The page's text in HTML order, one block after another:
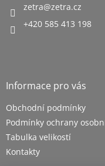
zetra@zetra.cz
+420 585 413 198
Informace pro vás
Obchodní podmínky
Podmínky ochrany
Tabulka velikostí
Kontakty